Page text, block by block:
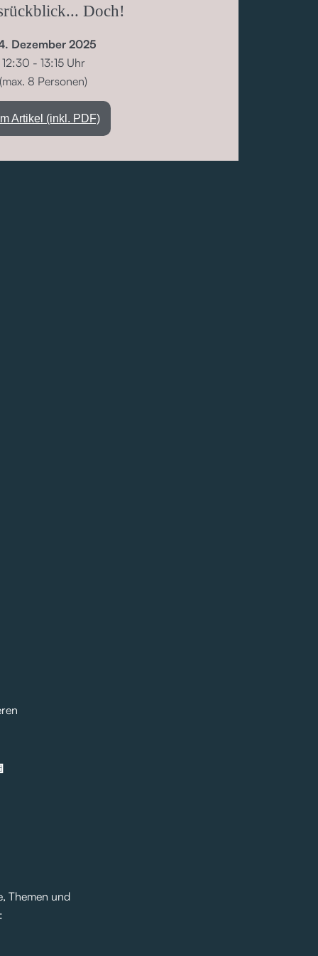
Doch!
Dezember 2025
12:30 - 13:15 Uhr
(max. 8 Personen)
Artikel (inkl. PDF)
Themen und